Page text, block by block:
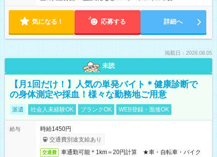
気になる！ 応募する 詳細へ
掲載日：2026.08.05
未読
【月1回だけ！】人気の単発バイト＊健康診断で
の身体測定や採血！様々な勤務地ご用意
派遣 社会人未経験OK ブランクOK WEB登録・面接OK
給与
時給1450円
交通費別途支給あり
交通費
車通勤可能＊1km＝20円計算 ★車・自転車・バイク